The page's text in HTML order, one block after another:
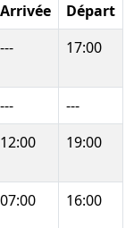
Arrivée
Départ
--- 17:00
---
---
12:00 19:00
07:00 16:00